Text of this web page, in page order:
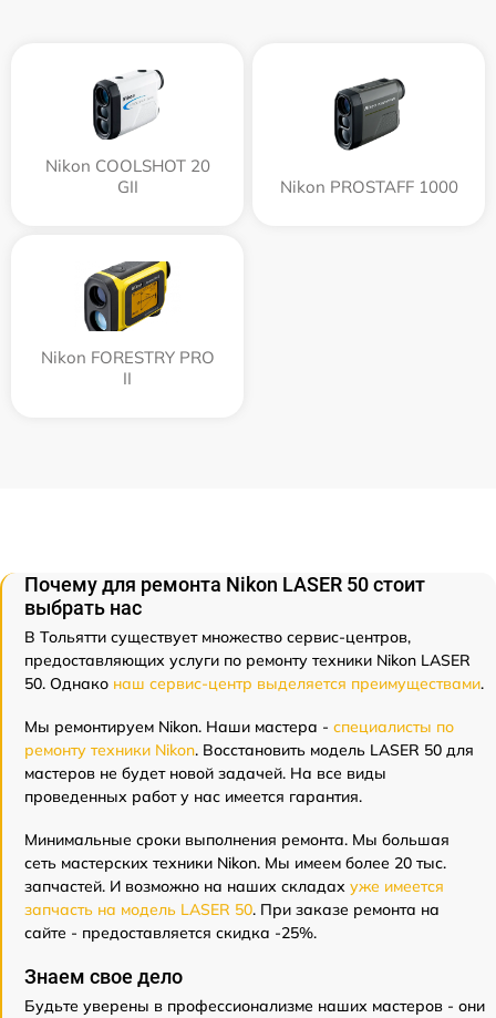
Nikon COOLSHOT 20
GII
Nikon PROSTAFF 1000
Nikon FORESTRY PRO
II
Почему для ремонта Nikon LASER 50 стоит
выбрать нас
В Тольятти существует множество сервис-центров,
предоставляющих услуги по ремонту техники Nikon LASER
50. Однако наш сервис-центр выделяется преимуществами.
Мы ремонтируем Nikon. Наши мастера - специалисты по
ремонту техники Nikon. Восстановить модель LASER 50 для
мастеров не будет новой задачей. На все виды
проведенных работ у нас имеется гарантия.
Минимальные сроки выполнения ремонта. Мы большая
сеть мастерских техники Nikon. Мы имеем более 20 тыс.
запчастей. И возможно на наших складах уже имеется
запчасть на модель LASER 50. При заказе ремонта на
сайте - предоставляется скидка -25%.
Знаем свое дело
Будьте уверены в профессионализме наших мастеров - они